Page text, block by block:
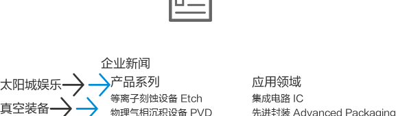
企业新闻
太阳城娱乐
真空装备
产品系列
等离子刻蚀设备 Etch
物理气相沉积设备 PVD
应用领域
集成电路 IC
先进封装 Advanced Packaging